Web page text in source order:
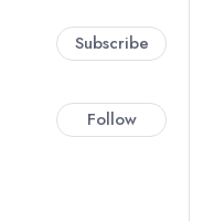
Subscribe
Follow